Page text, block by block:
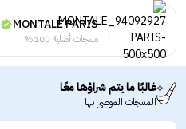
MONTALE PARIS
منتجات أصلية 100%
غالبًا ما يتم شراؤها معًا
المنتجات الموصى بها